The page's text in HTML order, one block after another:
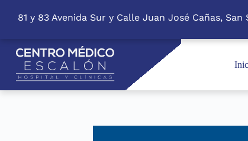
81 y 83 Avenida Sur y Calle Juan José Cañas, San